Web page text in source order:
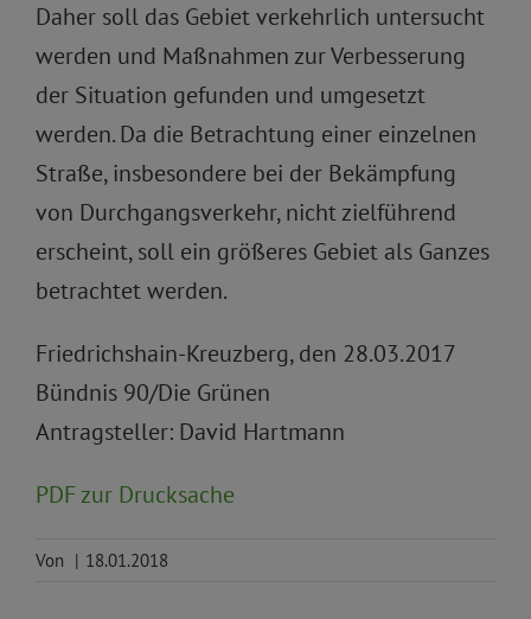
Daher soll das Gebiet verkehrlich untersucht
werden und Maßnahmen zur Verbesserung
der Situation gefunden und umgesetzt
werden. Da die Betrachtung einer einzelnen
Straße, insbesondere bei der Bekämpfung
von Durchgangsverkehr, nicht zielführend
erscheint, soll ein größeres Gebiet als Ganzes
betrachtet werden.
Friedrichshain-Kreuzberg, den 28.03.2017
Bündnis 90/Die Grünen
Antragsteller: David Hartmann
PDF zur Drucksache
Von | 18.01.2018